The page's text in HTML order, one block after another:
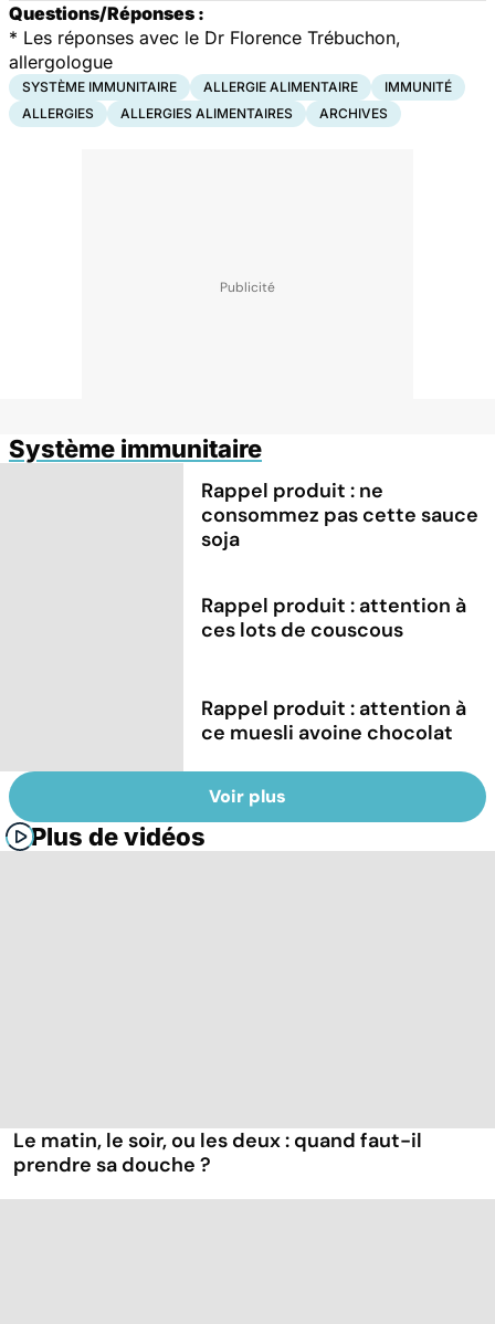
Questions/Réponses :
* Les réponses avec le Dr Florence Trébuchon,
allergologue
SYSTÈME IMMUNITAIRE ALLERGIE ALIMENTAIRE
IMMUNITÉ
ALLERGIES
ALLERGIES ALIMENTAIRES ARCHIVES
Système immunitaire
Rappel produit : ne
consommez pas cette sauce
soja
Rappel produit : attention à
ces lots de couscous
Rappel produit : attention à
ce muesli avoine chocolat
Voir plus
Plus de vidéos
Le matin, le soir, ou les deux : quand faut-il
prendre sa douche ?